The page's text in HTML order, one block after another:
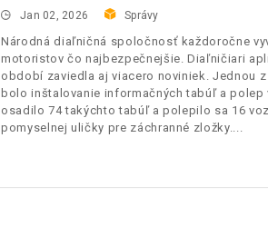
Jan 02, 2026 Správy
Národná diaľničná spoločnosť každoročne
motoristov čo najbezpečnejšie. Diaľničiari
období zaviedla aj viacero noviniek. Jednou
bolo inštalovanie informačných tabúľ a
osadilo 74 takýchto tabúľ a polepilo sa 16
pomyselnej uličky pre záchranné zložky.